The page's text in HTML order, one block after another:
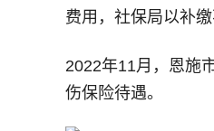
费用，社保局以补
2022年11月，恩施
伤保险待遇。